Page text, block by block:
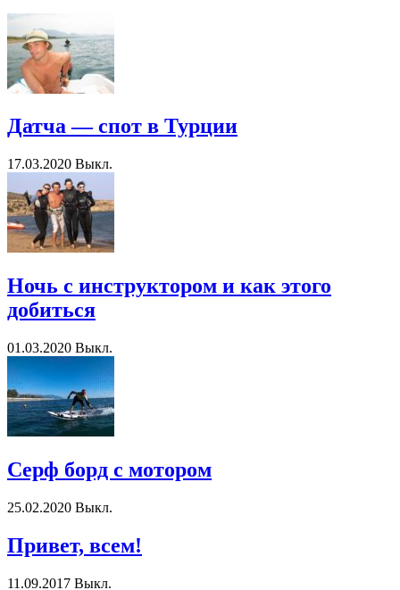
Датча — спот в Турции
17.03.2020 Выкл.
Ночь с инструктором и как этого
добиться
01.03.2020 Выкл.
Серф борд с мотором
25.02.2020 Выкл.
Привет, всем!
11.09.2017 Выкл.